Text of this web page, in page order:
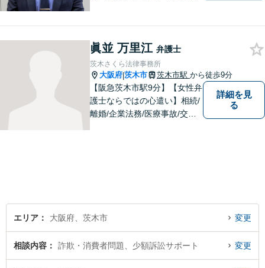
お困りごとがあれば、すぐに
ご相談を！
眞並 万里江 弁護士
茨木さくら法律事務所
大阪府|茨木市 茨木市駅 から徒歩9分
【阪急茨木市駅9分】【女性弁
護士ならではの心遣い】相続/
離婚/企業法務/医療事故/交通
詳細を見
る
エリア 大阪府、茨木市 変更
相談内容 詐欺・消費者問題、少額訴訟サポート 変更